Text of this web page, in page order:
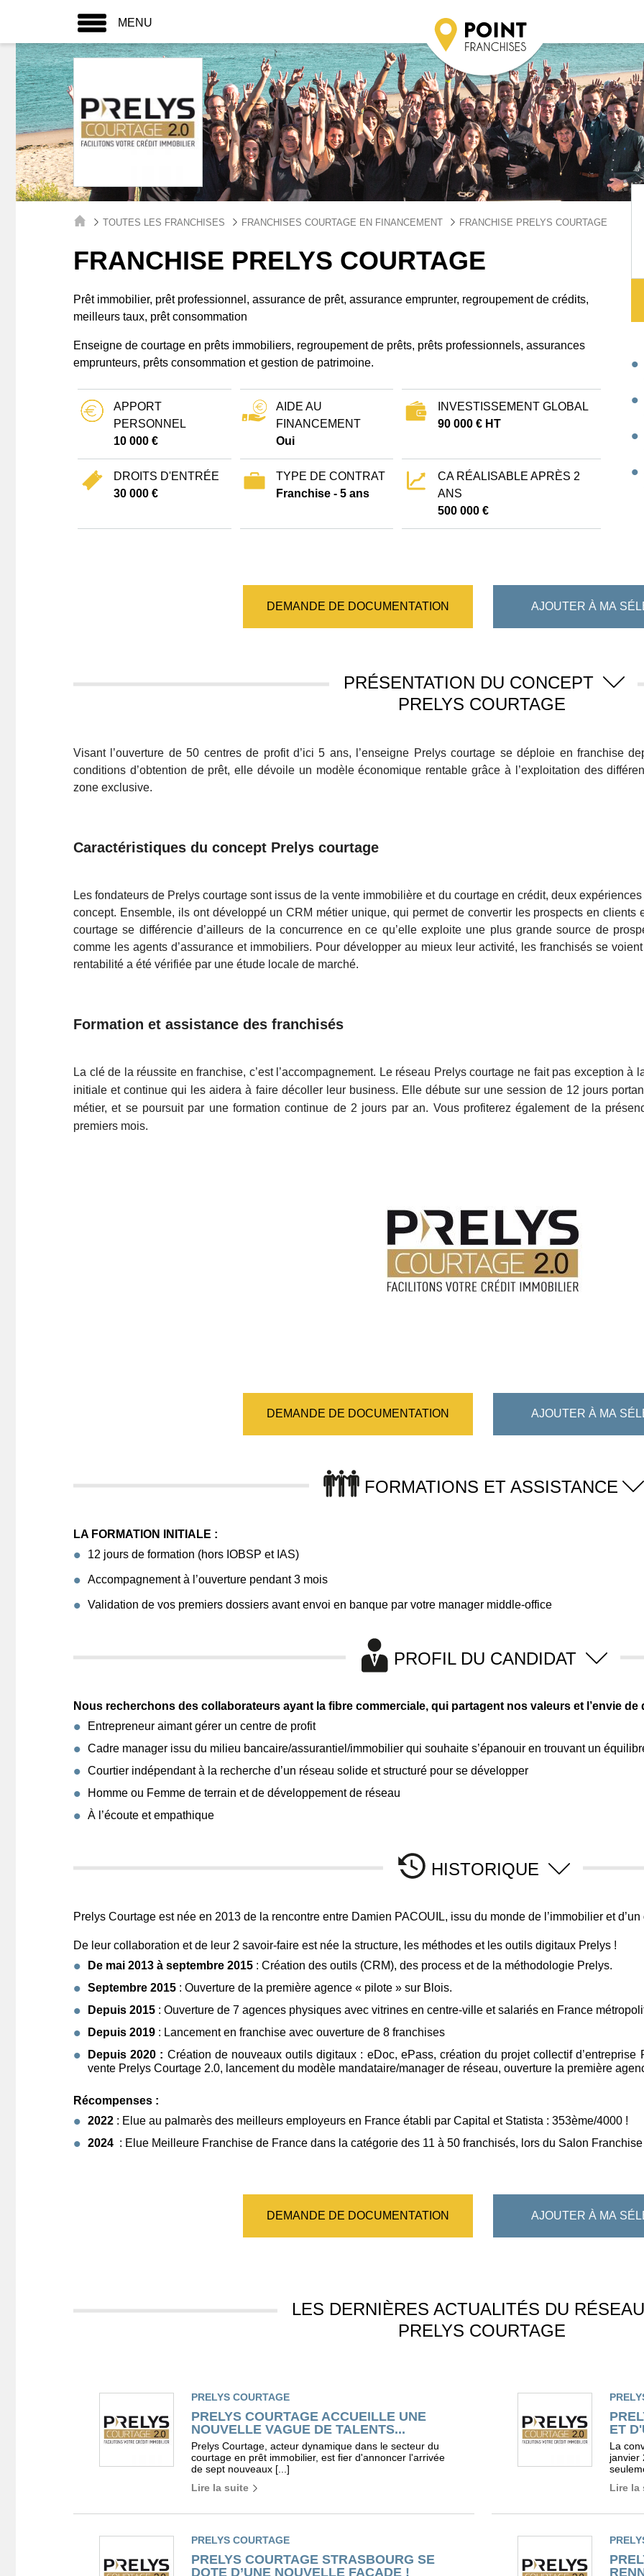
MENU
TOUTES LES FRANCHISES FRANCHISES COURTAGE EN FINANCEMENT FRANCHISE PRELYS COURTAGE
FRANCHISE PRELYS COURTAGE
Prêt immobilier, prêt professionnel, assurance de prêt, assurance emprunter, regroupement de crédits,
meilleurs taux, prêt consommation
Enseigne de courtage en prêts immobiliers, regroupement de prêts, prêts professionnels, assurances
emprunteurs, prêts consommation et gestion de patrimoine.
APPORT
PERSONNEL
10 000 €
AIDE AU
FINANCEMENT
Oui
INVESTISSEMENT GLOBAL
90 000 € HT
DROITS D'ENTRÉE
30 000 €
TYPE DE CONTRAT
Franchise - 5 ans
CA RÉALISABLE APRÈS 2
ANS
500 000 €
DEMANDE DE DOCUMENTATION AJOUTER À MA
PRÉSENTATION DU CONCEPT
PRELYS COURTAGE
Visant l’ouverture de 50 centres de profit d’ici 5 ans, l’enseigne Prelys courtage se déploie en franchise
conditions d’obtention de prêt, elle dévoile un modèle économique rentable grâce à l’exploitation des
zone exclusive.
Caractéristiques du concept Prelys courtage
Les fondateurs de Prelys courtage sont issus de la vente immobilière et du courtage en crédit, deux
concept. Ensemble, ils ont développé un CRM métier unique, qui permet de convertir les prospects en
courtage se différencie d’ailleurs de la concurrence en ce qu’elle exploite une plus grande source de
comme les agents d’assurance et immobiliers. Pour développer au mieux leur activité, les franchisés se
rentabilité a été vérifiée par une étude locale de marché.
Formation et assistance des franchisés
La clé de la réussite en franchise, c’est l’accompagnement. Le réseau Prelys courtage ne fait pas exception à
initiale et continue qui les aidera à faire décoller leur business. Elle débute sur une session de 12 jours
métier, et se poursuit par une formation continue de 2 jours par an. Vous profiterez également de la
premiers mois.
DEMANDE DE DOCUMENTATION AJOUTER À MA
FORMATIONS ET ASSISTANCE
LA FORMATION INITIALE :
12 jours de formation (hors IOBSP et IAS)
Accompagnement à l’ouverture pendant 3 mois
Validation de vos premiers dossiers avant envoi en banque par votre manager middle-office
PROFIL DU CANDIDAT
Nous recherchons des collaborateurs ayant la fibre commerciale, qui partagent nos valeurs et l’envie de
Entrepreneur aimant gérer un centre de profit
Cadre manager issu du milieu bancaire/assurantiel/immobilier qui souhaite s’épanouir en trouvant un
Courtier indépendant à la recherche d’un réseau solide et structuré pour se développer
Homme ou Femme de terrain et de développement de réseau
À l’écoute et empathique
HISTORIQUE
Prelys Courtage est née en 2013 de la rencontre entre Damien PACOUIL, issu du monde de l’immobilier et
De leur collaboration et de leur 2 savoir-faire est née la structure, les méthodes et les outils digitaux Prelys !
De mai 2013 à septembre 2015 : Création des outils (CRM), des process et de la méthodologie Prelys.
Septembre 2015 : Ouverture de la première agence « pilote » sur Blois.
Depuis 2015 : Ouverture de 7 agences physiques avec vitrines en centre-ville et salariés en France
Depuis 2019 : Lancement en franchise avec ouverture de 8 franchises
Depuis 2020 : Création de nouveaux outils digitaux : eDoc, ePass, création du projet collectif d’entreprise
vente Prelys Courtage 2.0, lancement du modèle mandataire/manager de réseau, ouverture la première
Récompenses :
2022 : Elue au palmarès des meilleurs employeurs en France établi par Capital et Statista : 353ème/4000 !
2024 : Elue Meilleure Franchise de France dans la catégorie des 11 à 50 franchisés, lors du Salon
DEMANDE DE DOCUMENTATION AJOUTER À MA
LES DERNIÈRES ACTUALITÉS DU RÉSEAU
PRELYS COURTAGE
PRELYS COURTAGE
PRELYS COURTAGE ACCUEILLE UNE
NOUVELLE VAGUE DE TALENTS...
Prelys Courtage, acteur dynamique dans le secteur du
courtage en prêt immobilier, est fier d'annoncer l'arrivée
de sept nouveaux [...]
Lire la suite
ET
La
janvier
Lire la
PRELYS COURTAGE
PRELYS COURTAGE STRASBOURG SE
DOTE D’UNE NOUVELLE FAÇADE !